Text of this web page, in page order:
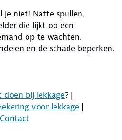
je niet! Natte spullen,
die lijkt op een
op te wachten.
en de schade beperken.
doen bij lekkage? |
voor lekkage |
Contact